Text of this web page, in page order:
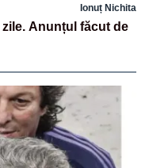
Ionuț Nichita
Anunțul făcut de